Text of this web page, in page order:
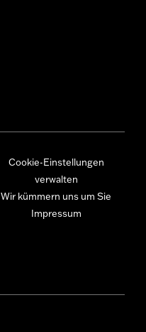
Cookie-Einstellungen
verwalten
Wir kümmern uns um Sie
Impressum